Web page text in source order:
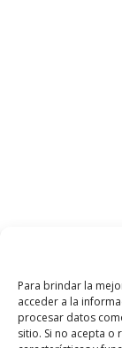
Para brindar la
acceder a la
procesar datos
sitio. Si no acepta o